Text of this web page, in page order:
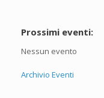
Prossimi eventi:
Nessun evento
Archivio Eventi